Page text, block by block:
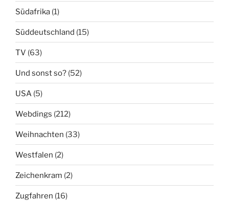
Südafrika (1)
Süddeutschland (15)
TV (63)
Und sonst so? (52)
USA (5)
Webdings (212)
Weihnachten (33)
Westfalen (2)
Zeichenkram (2)
Zugfahren (16)